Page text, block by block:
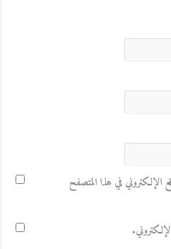
الإلكتروني في هذا المتصفح